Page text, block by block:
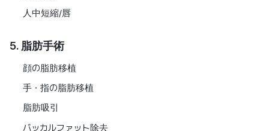
人中短縮/唇
5. 脂肪手術
顔の脂肪移植
手・指の脂肪移植
脂肪吸引
バッカルファット除去